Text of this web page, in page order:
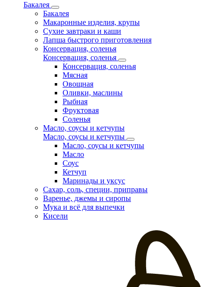
Бакалея
Бакалея
Макаронные изделия, крупы
Сухие завтраки и каши
Лапша быстрого приготовления
Консервация, соленья
Консервация, соленья
Консервация, соленья
Мясная
Овощная
Оливки, маслины
Рыбная
Фруктовая
Соленья
Масло, соусы и кетчупы
Масло, соусы и кетчупы
Масло, соусы и кетчупы
Масло
Соус
Кетчуп
Маринады и уксус
Сахар, соль, специи, приправы
Варенье, джемы и сиропы
Мука и всё для выпечки
Кисели